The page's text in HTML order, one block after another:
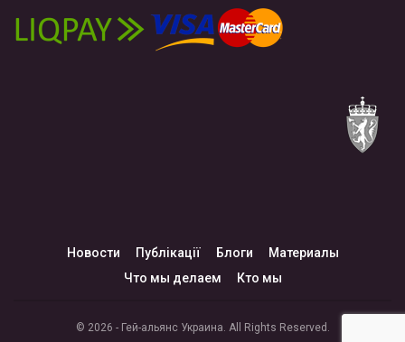
Новости Публікації Блоги
Материалы
Что мы делаем
Кто мы
© 2026 - Гей-альянс Украина. All Rights Reserved.